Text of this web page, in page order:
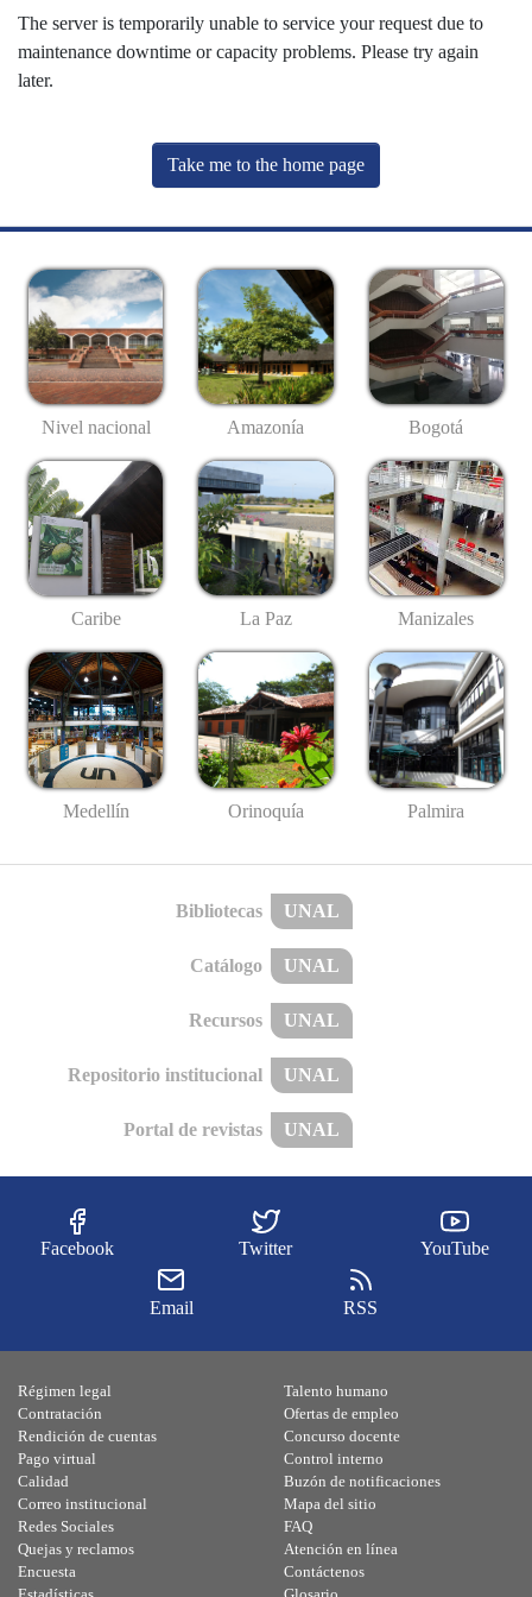
The server is temporarily unable to service your request due to
maintenance downtime or capacity problems. Please try again
later.
Take me to the home page
Nivel nacional Amazonía Bogotá
Caribe La Paz Manizales
Medellín Orinoquía Palmira
Bibliotecas UNAL
Catálogo UNAL
Recursos UNAL
Repositorio institucional UNAL
Portal de revistas UNAL
Facebook Twitter YouTube
Email RSS
Régimen legal
Contratación
Rendición de cuentas
Pago virtual
Calidad
Talento humano
Ofertas de empleo
Concurso docente
Control interno
Buzón de notificaciones
Correo institucional
Redes Sociales
Quejas y reclamos
Encuesta
Mapa del sitio
FAQ
Atención en línea
Contáctenos